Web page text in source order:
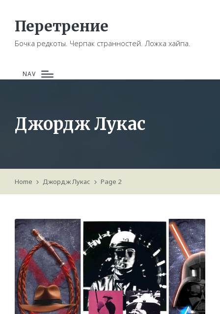
Перетрение
Бочка редкоты. Черпак странностей. Ложка хайпа.
NAV
Джордж Лукас
Home Джордж Лукас Page 2